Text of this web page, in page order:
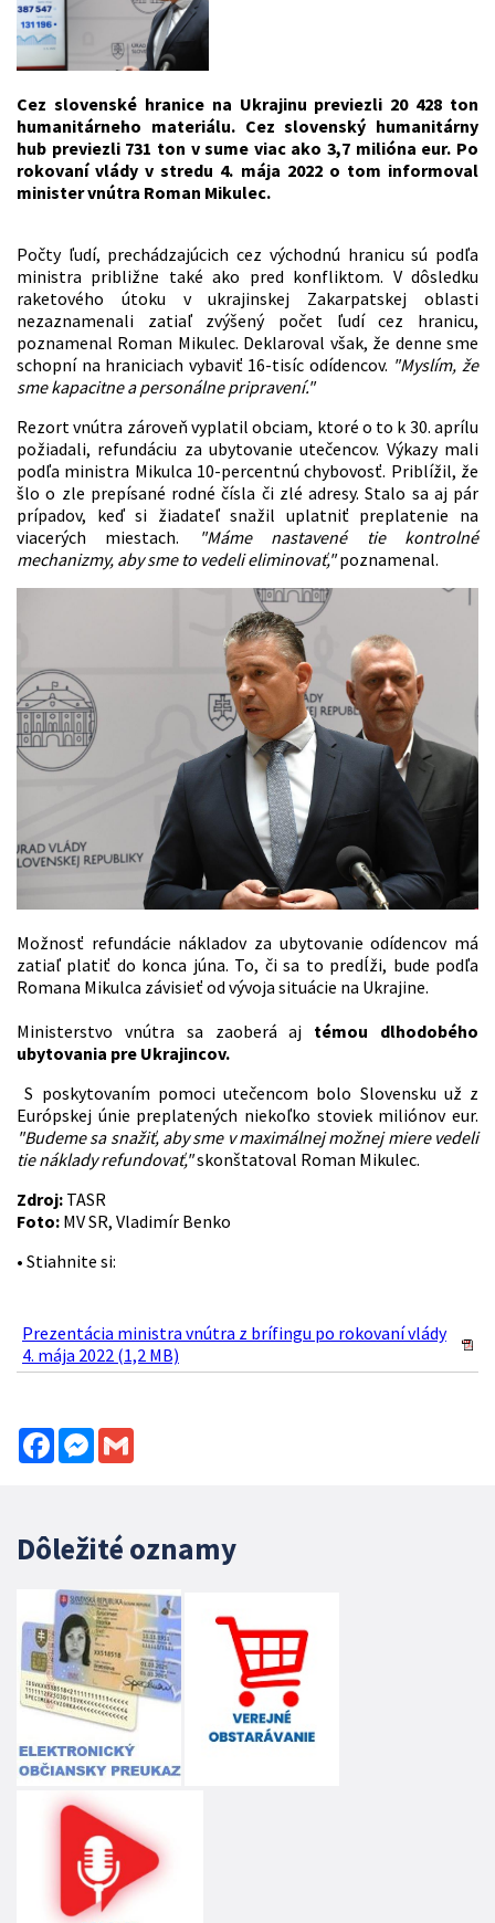
Cez slovenské hranice na Ukrajinu previezli 20 428 ton
humanitárneho materiálu. Cez slovenský humanitárny
hub previezli 731 ton v sume viac ako 3,7 milióna eur. Po
rokovaní vlády v stredu 4. mája 2022 o tom informoval
minister vnútra Roman Mikulec.
Počty ľudí, prechádzajúcich cez východnú hranicu sú podľa
ministra približne také ako pred konfliktom. V dôsledku
raketového útoku v ukrajinskej Zakarpatskej oblasti
nezaznamenali zatiaľ zvýšený počet ľudí cez hranicu,
poznamenal Roman Mikulec. Deklaroval však, že denne sme
schopní na hraniciach vybaviť 16-tisíc odídencov. "Myslím, že
sme kapacitne a personálne pripravení."
Rezort vnútra zároveň vyplatil obciam, ktoré o to k 30. aprílu
požiadali, refundáciu za ubytovanie utečencov. Výkazy mali
podľa ministra Mikulca 10-percentnú chybovosť. Priblížil, že
šlo o zle prepísané rodné čísla či zlé adresy. Stalo sa aj pár
prípadov, keď si žiadateľ snažil uplatniť preplatenie na
viacerých miestach.
"Máme nastavené tie kontrolné
mechanizmy, aby sme to vedeli eliminovať,"poznamenal.
Možnosť refundácie nákladov za ubytovanie odídencov má
zatiaľ platiť do konca júna. To, či sa to predĺži, bude podľa
Romana Mikulca závisieť od vývoja situácie na Ukrajine.
Ministerstvo vnútra sa zaoberá aj témou dlhodobého
ubytovania pre Ukrajincov.
S poskytovaním pomoci utečencom bolo Slovensku už z
Európskej únie preplatených niekoľko stoviek miliónov eur.
"Budeme sa snažiť, aby sme v maximálnej možnej miere vedeli
tie náklady refundovať,"skonštatoval Roman Mikulec.
Zdroj: TASR
Foto: MV SR, Vladimír Benko
• Stiahnite si:
Prezentácia ministra vnútra z brífingu po rokovaní vlády
4. mája 2022 (1,2 MB)
FacebookMessenger
Dôležité oznamy